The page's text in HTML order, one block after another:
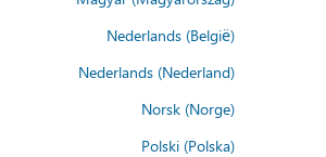
Nederlands (België)
Nederlands (Nederland)
Norsk (Norge)
Polski (Polska)